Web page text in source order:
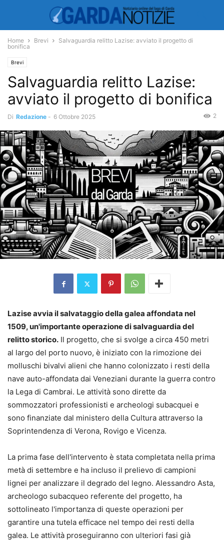
Home Brevi
Salvaguardia relitto Lazise: avviato il progetto di
bonifica
Brevi
Salvaguardia relitto Lazise:
avviato il progetto di bonifica
Di Redazione - 6 Ottobre 2025 2
Lazise avvia il salvataggio della galea affondata nel
1509, un'importante operazione di salvaguardia del
relitto storico. Il progetto, che si svolge a circa 450 metri
al largo del porto nuovo, è iniziato con la rimozione dei
molluschi bivalvi alieni che hanno colonizzato i resti della
nave auto-affondata dai Veneziani durante la guerra contro
la Lega di Cambrai. Le attività sono dirette da
sommozzatori professionisti e archeologi subacquei e
sono finanziate dal ministero della Cultura attraverso la
Soprintendenza di Verona, Rovigo e Vicenza.
La prima fase dell'intervento è stata completata nella prima
metà di settembre e ha incluso il prelievo di campioni
lignei per analizzare il degrado del legno. Alessandro Asta,
archeologo subacqueo referente del progetto, ha
sottolineato l'importanza di queste operazioni per
garantire una tutela efficace nel tempo dei resti della
galea. Le attività proseguiranno con ulteriori fasi già